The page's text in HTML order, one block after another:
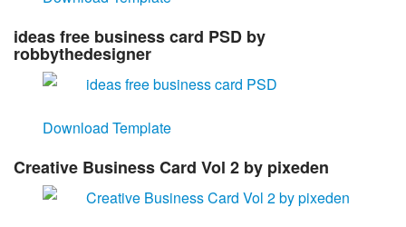
ideas free business card PSD by
robbythedesigner
Download Template
Creative Business Card Vol 2 by pixeden